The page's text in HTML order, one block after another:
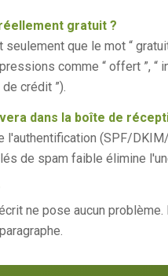
gratuit ?
que le mot “
comme “ offert ”, “
crédit ”).
dans la boîte de
(SPF/
de spam faible élimine
ne pose aucun